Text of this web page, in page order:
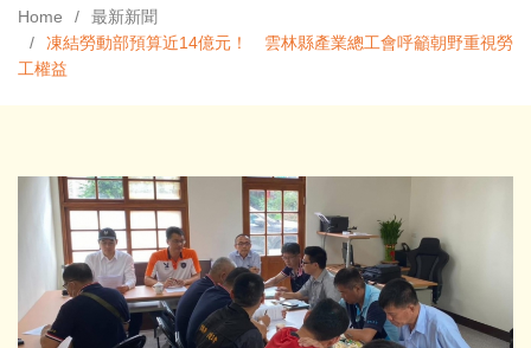
Home
最新新聞
凍結勞動部預算近14億元！ 雲林縣產業總工會呼籲朝野重視勞
工權益